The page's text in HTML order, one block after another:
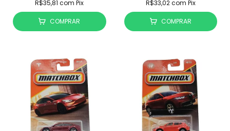
R$35,81com Pix
COMPRAR
R$33,02com Pix
COMPRAR